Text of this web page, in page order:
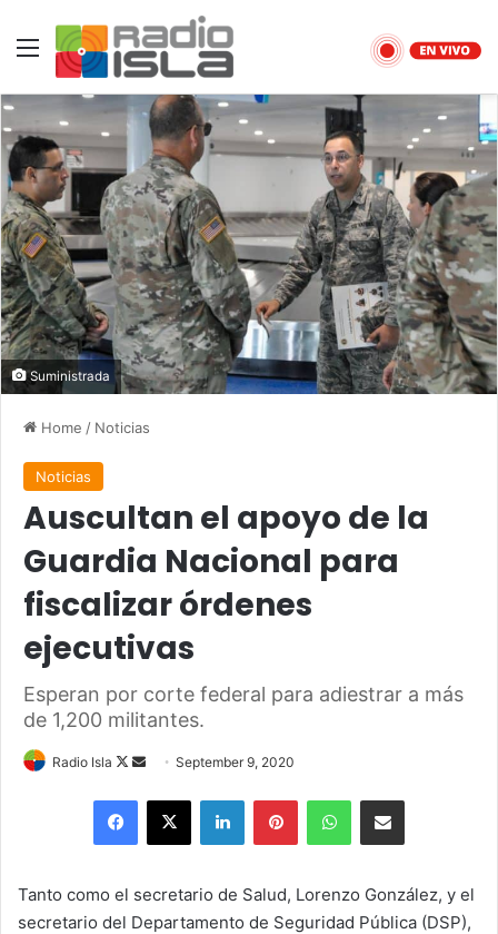
Menu
Suministrada
Home / Noticias
Noticias
Auscultan el apoyo de la
Guardia Nacional para
fiscalizar órdenes
ejecutivas
Esperan por corte federal para adiestrar a más
de 1,200 militantes.
Radio Isla
Follow
Send
email
September 9, 2020
Facebook
X LinkedInPinterestWhatsAppShare via Email
Tanto como el secretario de Salud, Lorenzo González, y el
secretario del Departamento de Seguridad Pública (DSP),